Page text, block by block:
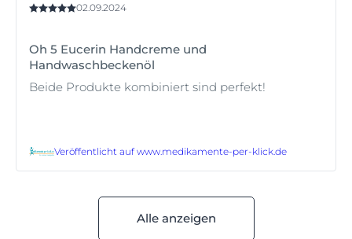
02.09.2024
Oh 5 Eucerin Handcreme und
Handwaschbeckenöl
Beide Produkte kombiniert sind perfekt!
Veröffentlicht auf www.medikamente-per-klick.de
Alle anzeigen